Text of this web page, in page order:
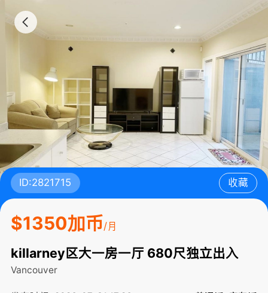
ID:2821715 收藏
$1350加币/月
killarney区大一房一厅 680尺独立出入
Vancouver